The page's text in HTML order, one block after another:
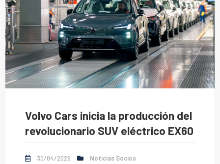
Volvo Cars inicia la producción del
revolucionario SUV eléctrico EX60
30/04/2026 Noticias Socios